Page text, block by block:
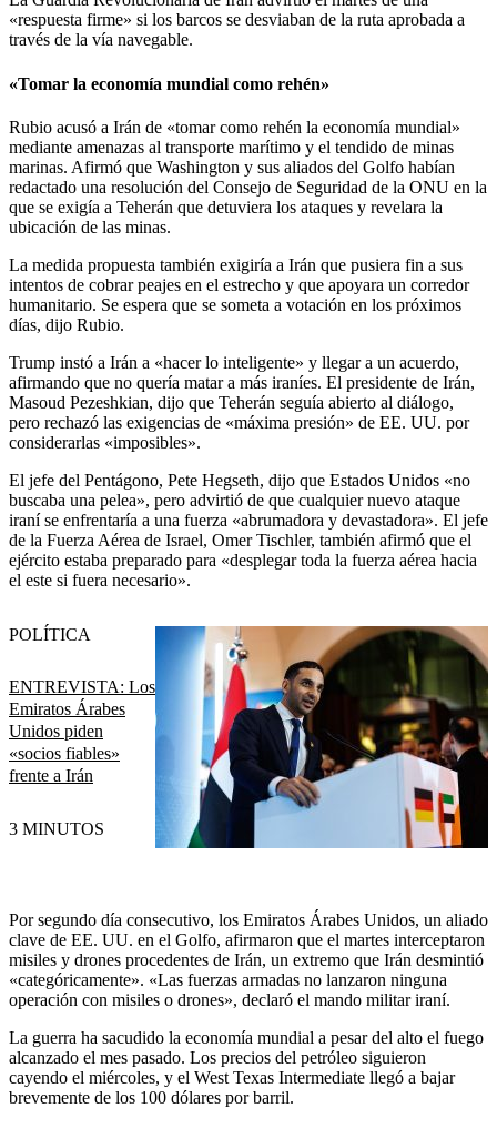
«respuesta firme» si los barcos se desviaban de la ruta aprobada a
través de la vía navegable.
«Tomar la economía mundial como rehén»
Rubio acusó a Irán de «tomar como rehén la economía mundial»
mediante amenazas al transporte marítimo y el tendido de minas
marinas. Afirmó que Washington y sus aliados del Golfo habían
redactado una resolución del Consejo de Seguridad de la ONU en la
que se exigía a Teherán que detuviera los ataques y revelara la
ubicación de las minas.
La medida propuesta también exigiría a Irán que pusiera fin a sus
intentos de cobrar peajes en el estrecho y que apoyara un corredor
humanitario. Se espera que se someta a votación en los próximos
días, dijo Rubio.
Trump instó a Irán a «hacer lo inteligente» y llegar a un acuerdo,
afirmando que no quería matar a más iraníes. El presidente de Irán,
Masoud Pezeshkian, dijo que Teherán seguía abierto al diálogo,
pero rechazó las exigencias de «máxima presión» de EE. UU. por
considerarlas «imposibles».
El jefe del Pentágono, Pete Hegseth, dijo que Estados Unidos «no
buscaba una pelea», pero advirtió de que cualquier nuevo ataque
iraní se enfrentaría a una fuerza «abrumadora y devastadora». El jefe
de la Fuerza Aérea de Israel, Omer Tischler, también afirmó que el
ejército estaba preparado para «desplegar toda la fuerza aérea hacia
el este si fuera necesario».
ENTREVISTA: Los
Emiratos Árabes
Unidos piden
«socios fiables»
frente a Irán
POLÍTICA
3 MINUTOS
Por segundo día consecutivo, los Emiratos Árabes Unidos, un aliado
clave de EE. UU. en el Golfo, afirmaron que el martes interceptaron
misiles y drones procedentes de Irán, un extremo que Irán desmintió
«categóricamente». «Las fuerzas armadas no lanzaron ninguna
operación con misiles o drones», declaró el mando militar iraní.
La guerra ha sacudido la economía mundial a pesar del alto el fuego
alcanzado el mes pasado. Los precios del petróleo siguieron
cayendo el miércoles, y el West Texas Intermediate llegó a bajar
brevemente de los 100 dólares por barril.